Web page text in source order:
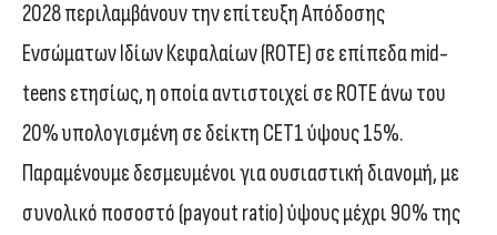
2028 περιλαμβάνουν την επίτευξη Απόδοσης
Ενσώματων Ιδίων Κεφαλαίων (ROTE) σε επίπεδα mid-
teens ετησίως, η οποία αντιστοιχεί σε ROTE άνω του
20% υπολογισμένη σε δείκτη CET1 ύψους 15%.
Παραμένουμε δεσμευμένοι για ουσιαστική διανομή, με
συνολικό ποσοστό (payout ratio) ύψους μέχρι 90% της